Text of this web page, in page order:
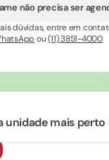
não precisa ser
dúvidas, entre em
ou(11) 3851-4000
unidade mais perto